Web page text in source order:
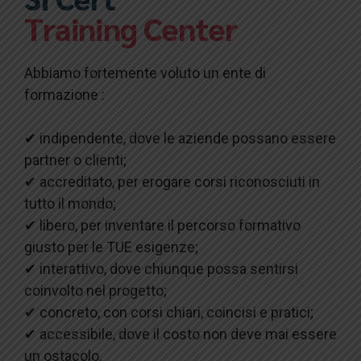
Training Center
Abbiamo fortemente voluto un ente di
formazione :
✔ indipendente, dove le aziende possano essere
partner o clienti;
✔ accreditato, per erogare corsi riconosciuti in
tutto il mondo;
✔ libero, per inventare il percorso formativo
giusto per le TUE esigenze;
✔ interattivo, dove chiunque possa sentirsi
coinvolto nel progetto;
✔ concreto, con corsi chiari, coincisi e pratici;
✔ accessibile, dove il costo non deve mai essere
un ostacolo.